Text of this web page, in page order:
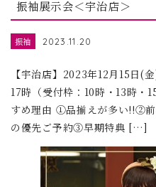
振袖展示会＜宇治店＞
振袖 2023.11.20
【宇治店】2023年12月15日(
17時（受付枠：10時・13時・
すめ理由 ①品揃えが多い!!②
の優先ご予約③早期特典 […]